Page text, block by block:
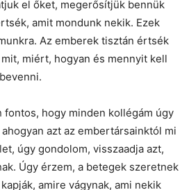
el őket, megerősítjük bennük
amit mondunk nekik. Ezek
Az emberek tisztán értsék
miért, hogyan és mennyit kell
fontos, hogy minden kollégám úgy
azt az embertársainktól mi
úgy gondolom, visszaadja azt,
Úgy érzem, a betegek szeretnek
amire vágynak, ami nekik